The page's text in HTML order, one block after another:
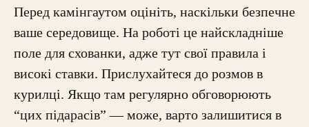
Перед камінгаутом оцініть, наскільки безпечне
ваше середовище. На роботі це найскладніше
поле для схованки, адже тут свої правила і
високі ставки. Прислухайтеся до розмов в
курилці. Якщо там регулярно обговорюють
“цих підарасів” — може, варто залишитися в